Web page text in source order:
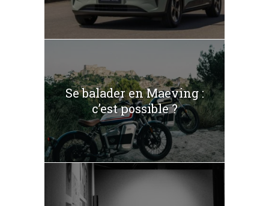
Se balader en Maeving :
c’est possible ?